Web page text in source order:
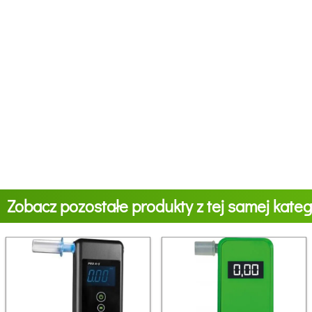
Zobacz pozostałe produkty z tej samej